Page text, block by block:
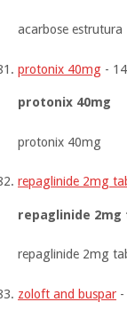
acarbose estrutura
protonix 40mg -
protonix 40mg
protonix 40mg
repaglinide 2mg
repaglinide 2mg
repaglinide 2mg
zoloft and buspar -